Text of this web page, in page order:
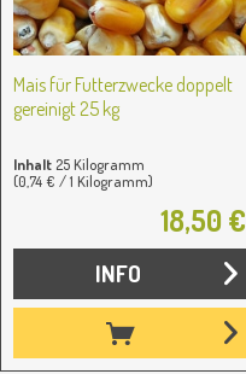
Mais für Futterzwecke doppelt
gereinigt 25 kg
Inhalt 25 Kilogramm
(0,74 € / 1 Kilogramm)
18,50 €
INFO